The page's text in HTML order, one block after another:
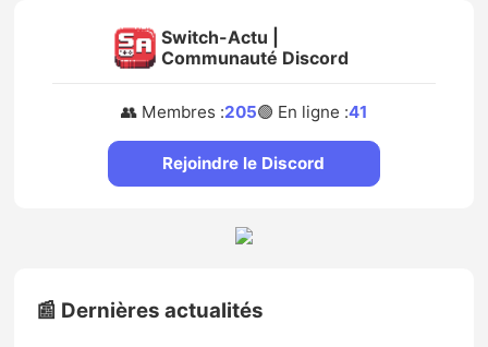
Switch-Actu |
Communauté Discord
👥 Membres :205🟢 En ligne :41
Rejoindre le Discord
📰 Dernières actualités